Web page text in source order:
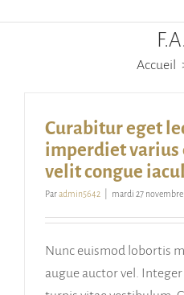
Accueil
Curabitur eget
imperdiet varius
velit congue
Paradmin5642 mardi 27 novembre
Nunc euismod lobortis
augue auctor vel.